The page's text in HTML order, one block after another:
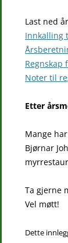
Last ned
Innkalling
Regnskap
Noter til
Etter
Mange
Bjørnar
Ta gjerne
Vel møtt!
Dette